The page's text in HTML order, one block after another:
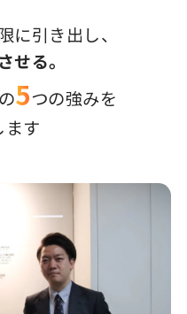
に引き出し、
せる。
5つの強みを
ます